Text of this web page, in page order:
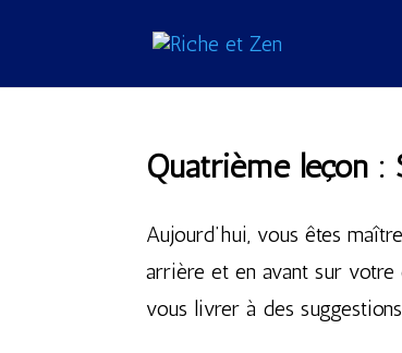
Quatrième leçon :
Aujourd’hui, vous êtes
arrière et en avant sur votre
vous livrer à des